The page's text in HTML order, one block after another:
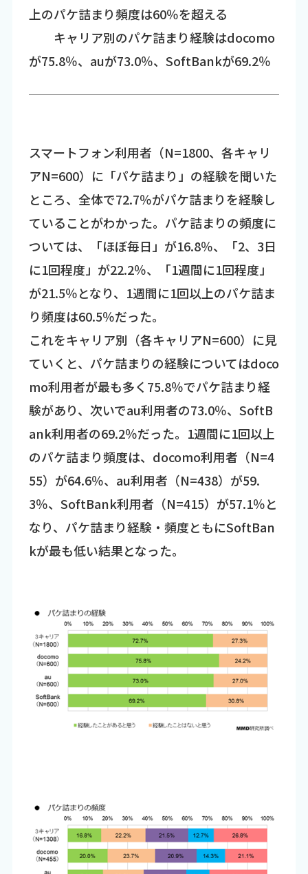
上のパケ詰まり頻度は60％を超える
キャリア別のパケ詰まり経験はdocomo
が75.8％、auが73.0％、SoftBankが69.2％
スマートフォン利用者（N=1800、各キャリ
アN=600）に「パケ詰まり」の経験を聞いた
ところ、全体で72.7％がパケ詰まりを経験し
ていることがわかった。パケ詰まりの頻度に
ついては、「ほぼ毎日」が16.8％、「2、3日
に1回程度」が22.2％、「1週間に1回程度」
が21.5％となり、1週間に1回以上のパケ詰ま
り頻度は60.5％だった。
これをキャリア別（各キャリアN=600）に見
ていくと、パケ詰まりの経験についてはdoco
mo利用者が最も多く75.8％でパケ詰まり経
験があり、次いでau利用者の73.0％、SoftB
ank利用者の69.2％だった。1週間に1回以上
のパケ詰まり頻度は、docomo利用者（N=4
55）が64.6％、au利用者（N=438）が59.
3％、SoftBank利用者（N=415）が57.1％と
なり、パケ詰まり経験・頻度ともにSoftBan
kが最も低い結果となった。